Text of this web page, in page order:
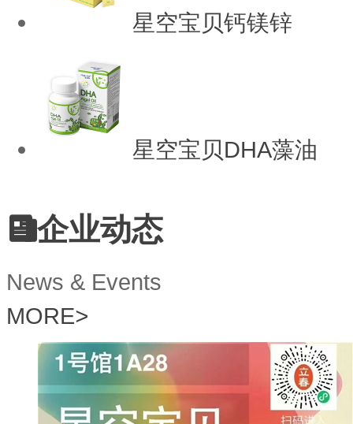
星空宝贝钙镁锌
星空宝贝DHA藻油
企业动态
News & Events
MORE>